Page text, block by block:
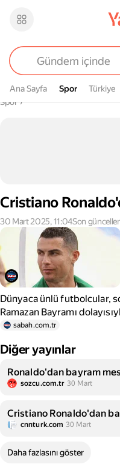
Ana Sayfa Spor
Spor Türkiye
Buradasın
Spor›
Cristiano
30 Mart 2025, 11:04Son
Dünyaca ünlü futbolcular,
Ramazan Bayramı
sabah.com.tr
Diğer yayınlar
Ronaldo'dan bayram
sozcu.com.tr 30 Mart
Cristiano Ronaldo'dan
cnnturk.com 30 Mart
Daha fazlasını göster